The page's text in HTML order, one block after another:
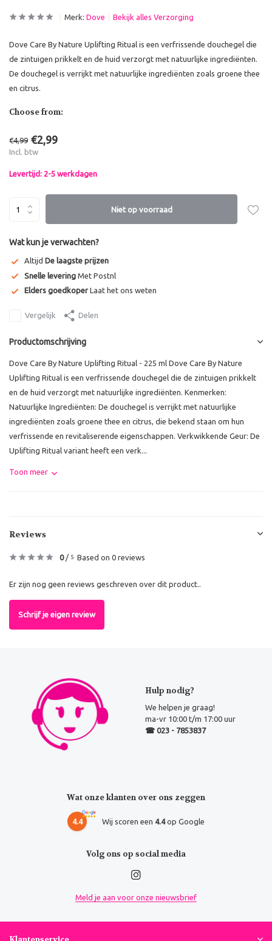
Merk: Dove Bekijk alles Verzorging
Dove Care By Nature Uplifting Ritual is een verfrissende douchegel die
de zintuigen prikkelt en de huid verzorgt met natuurlijke ingrediënten.
De douchegel is verrijkt met natuurlijke ingrediënten zoals groene thee
en citrus.
Choose from:
€4,99 €2,99
Incl. btw
Levertijd: 2-5 werkdagen
Niet op voorraad
Wat kun je verwachten?
Altijd De laagste prijzen
Snelle levering Met Postnl
Elders goedkoper Laat het ons weten
Vergelijk Delen
Productomschrijving
Dove Care By Nature Uplifting Ritual - 225 ml Dove Care By Nature
Uplifting Ritual is een verfrissende douchegel die de zintuigen prikkelt
en de huid verzorgt met natuurlijke ingrediënten. Kenmerken:
Natuurlijke Ingrediënten: De douchegel is verrijkt met natuurlijke
ingrediënten zoals groene thee en citrus, die bekend staan om hun
verfrissende en revitaliserende eigenschappen. Verkwikkende Geur: De
Uplifting Ritual variant heeft een verk...
Toon meer
Reviews
0/ 5 Based on 0 reviews
Er zijn nog geen reviews geschreven over dit product..
Schrijf je eigen review
Hulp nodig?
We helpen je graag!
ma-vr 10:00 t/m 17:00 uur
☎ 023 - 7853837
Wat onze klanten over ons zeggen
4.4 Wij scoren een 4.4op Google
Volg ons op social media
Meld je aan voor onze nieuwsbrief